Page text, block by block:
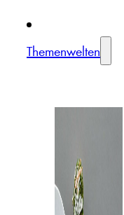
Themenwelten